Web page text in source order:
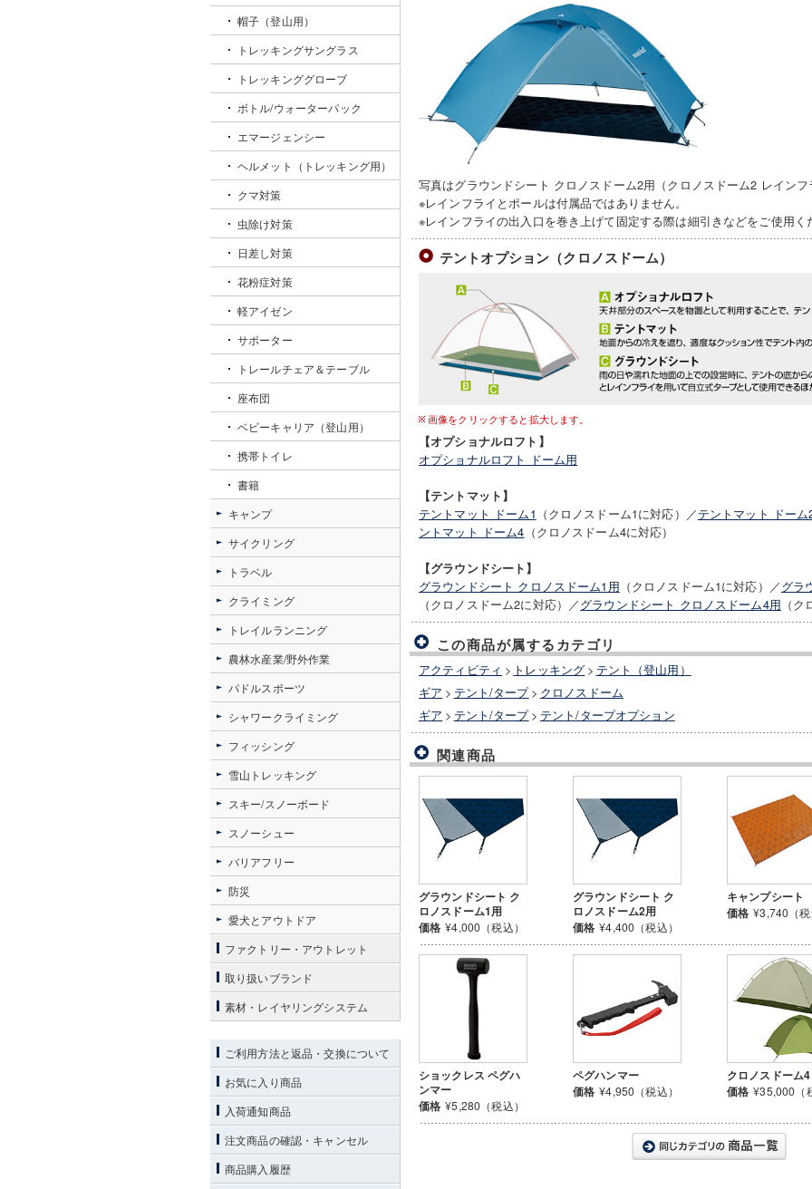
写真はグラウンドシート クロノスドーム2用（クロノスドーム2 レインフ
※レインフライとポールは付属品ではありません。
※レインフライの出入口を巻き上げて固定する際は細引きなどをご使用く
テントオプション（クロノスドーム）
画像をクリックすると拡大します。
【オプショナルロフト】
オプショナルロフト ドーム用
【テントマット】
テントマット ドーム1 （クロノスドーム1に対応）／テントマット ドーム
ントマット ドーム4 （クロノスドーム4に対応）
【グラウンドシート】
グラウンドシート クロノスドーム1用 （クロノスドーム1に対応）／グラ
（クロノスドーム2に対応）／グラウンドシート クロノスドーム4用 （
この商品が属するカテゴリ
アクティビティ > トレッキング > テント（登山用）
ギア > テント/タープ> クロノスドーム
ギア > テント/タープ> テント/タープオプション
関連商品
グラウンドシート ク
ロノスドーム1用
価格 ¥4,000（税込）
グラウンドシート ク
ロノスドーム2用
価格 ¥4,400（税込）
キャンプシート
価格 ¥3,740（税
ショックレス ペグハ
ンマー
価格 ¥5,280（税込）
ペグハンマー
価格 ¥4,950（税込）
クロノスドーム4
価格 ¥35,000（
帽子（登山用）
トレッキングサングラス
トレッキンググローブ
ボトル/ウォーターパック
エマージェンシー
ヘルメット（トレッキング用）
クマ対策
虫除け対策
日差し対策
花粉症対策
軽アイゼン
サポーター
トレールチェア＆テーブル
座布団
ベビーキャリア（登山用）
携帯トイレ
書籍
キャンプ
サイクリング
トラベル
クライミング
トレイルランニング
農林水産業/野外作業
パドルスポーツ
シャワークライミング
フィッシング
雪山トレッキング
スキー/スノーボード
スノーシュー
バリアフリー
防災
愛犬とアウトドア
ファクトリー・アウトレット
取り扱いブランド
素材・レイヤリングシステム
ご利用方法と返品・交換について
お気に入り商品
入荷通知商品
注文商品の確認・キャンセル
商品購入履歴